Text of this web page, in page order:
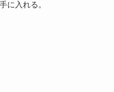
に入れる。